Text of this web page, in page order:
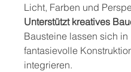
Licht, Farben und
Unterstützt kreatives
Bausteine lassen sich in
fantasievolle
integrieren.